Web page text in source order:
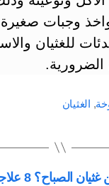
واخذ وجبات
للغثيان
الضرورية.
, الغثيان
8 علاجات منزلية